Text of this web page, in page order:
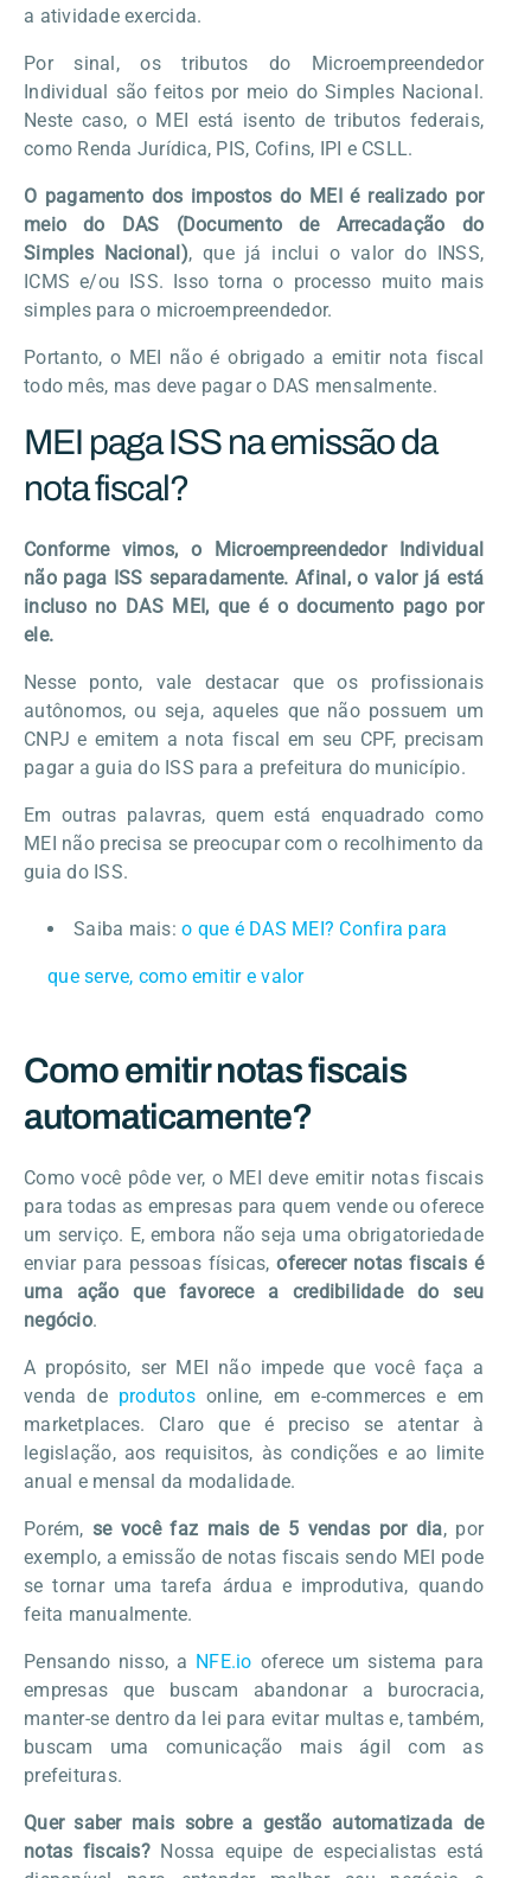
a atividade exercida.
Por sinal, os tributos do Microempreendedor
Individual são feitos por meio do Simples Nacional.
Neste caso, o MEI está isento de tributos federais,
como Renda Jurídica, PIS, Cofins, IPI e CSLL.
O pagamento dos impostos do MEI é realizado por
meio do DAS (Documento de Arrecadação do
Simples Nacional), que já inclui o valor do INSS,
ICMS e/ou ISS. Isso torna o processo muito mais
simples para o microempreendedor.
Portanto, o MEI não é obrigado a emitir nota fiscal
todo mês, mas deve pagar o DAS mensalmente.
MEI paga ISS na emissão da
nota fiscal?
Conforme vimos, o Microempreendedor Individual
não paga ISS separadamente. Afinal, o valor já está
incluso no DAS MEI, que é o documento pago por
ele.
Nesse ponto, vale destacar que os profissionais
autônomos, ou seja, aqueles que não possuem um
CNPJ e emitem a nota fiscal em seu CPF, precisam
pagar a guia do ISS para a prefeitura do município.
Em outras palavras, quem está enquadrado como
MEI não precisa se preocupar com o recolhimento da
guia do ISS.
Saiba mais: o que é DAS MEI? Confira para
que serve, como emitir e valor
Como emitir notas fiscais
automaticamente?
Como você pôde ver, o MEI deve emitir notas fiscais
para todas as empresas para quem vende ou oferece
um serviço. E, embora não seja uma obrigatoriedade
enviar para pessoas físicas,oferecer notas fiscais é
uma ação que favorece a credibilidade do seu
negócio.
A propósito, ser MEI não impede que você faça a
venda de produtosonline, em e-commerces e em
marketplaces. Claro que é preciso se atentar à
legislação, aos requisitos, às condições e ao limite
anual e mensal da modalidade.
Porém, se você faz mais de 5 vendas por dia, por
exemplo, a emissão de notas fiscais sendo MEI pode
se tornar uma tarefa árdua e improdutiva, quando
feita manualmente.
Pensando nisso, a NFE.io oferece um sistema para
empresas que buscam abandonar a burocracia,
manter-se dentro da lei para evitar multas e, também,
buscam uma comunicação mais ágil com as
prefeituras.
Quer saber mais sobre a gestão automatizada de
notas fiscais?Nossa equipe de especialistas está